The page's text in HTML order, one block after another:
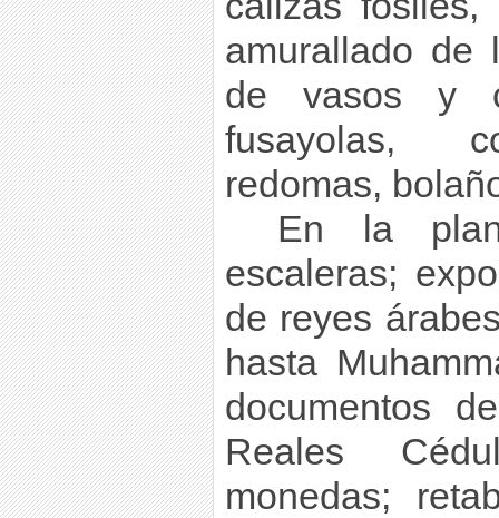
amurallado de
de vasos y
fusayolas,
redomas,
En la
escaleras;
de reyes
hasta
documentos
Reales
monedas;